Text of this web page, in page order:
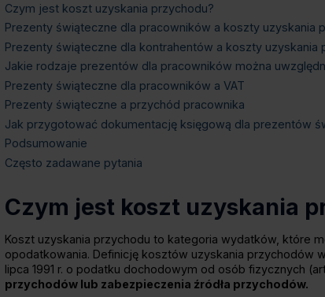
Czym jest koszt uzyskania przychodu?
Prezenty świąteczne dla pracowników a koszty uzyskania
Prezenty świąteczne dla kontrahentów a koszty uzyskania
Jakie rodzaje prezentów dla pracowników można
Prezenty świąteczne dla pracowników a VAT
Prezenty świąteczne a przychód pracownika
Jak przygotować dokumentację księgową dla prezentów
Podsumowanie
Często zadawane pytania
Czym jest koszt uzyskania
Koszt uzyskania przychodu to kategoria wydatków, które
opodatkowania. Definicję kosztów uzyskania przychodów
lipca 1991 r. o podatku dochodowym od osób fizycznych
przychodów lub zabezpieczenia źródła przychodów.